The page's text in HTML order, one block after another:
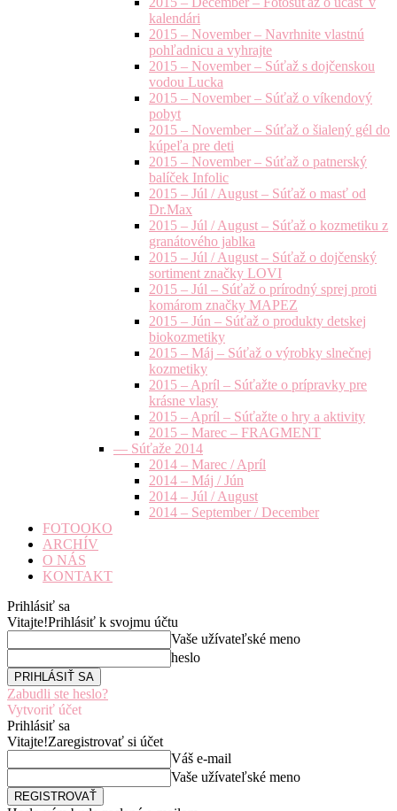
kalendári
2015 – November – Navrhnite vlastnú
pohľadnicu a vyhrajte
2015 – November – Súťaž s dojčenskou
vodou Lucka
2015 – November – Súťaž o víkendový
pobyt
2015 – November – Súťaž o šialený gél do
kúpeľa pre deti
2015 – November – Súťaž o patnerský
balíček Infolic
2015 – Júl / August – Súťaž o masť od
Dr.Max
2015 – Júl / August – Súťaž o kozmetiku z
granátového jablka
2015 – Júl / August – Súťaž o dojčenský
sortiment značky LOVI
2015 – Júl – Súťaž o prírodný sprej proti
komárom značky MAPEZ
2015 – Jún – Súťaž o produkty detskej
biokozmetiky
2015 – Máj – Súťaž o výrobky slnečnej
kozmetiky
2015 – Apríl – Súťažte o prípravky pre
krásne vlasy
2015 – Apríl – Súťažte o hry a aktivity
2015 – Marec – FRAGMENT
— Súťaže 2014
2014 – Marec / Apríl
2014 – Máj / Jún
2014 – Júl / August
2014 – September / December
FOTOOKO
ARCHÍV
O NÁS
KONTAKT
Prihlásiť sa
Vitajte!Prihlásiť k svojmu účtu
Vaše užívateľské meno
heslo
Zabudli ste heslo?
Vytvoriť účet
Prihlásiť sa
Vitajte!Zaregistrovať si účet
Váš e-mail
Vaše užívateľské meno